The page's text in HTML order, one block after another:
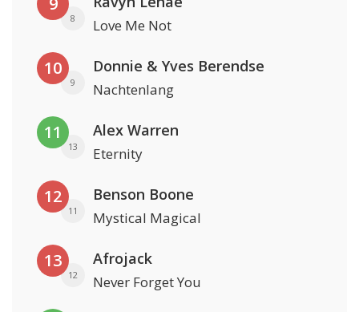
8 Love Me Not
10
9
Donnie & Yves Berendse
Nachtenlang
11
13
Alex Warren
Eternity
12
11
Benson Boone
Mystical Magical
13
12
Afrojack
Never Forget You